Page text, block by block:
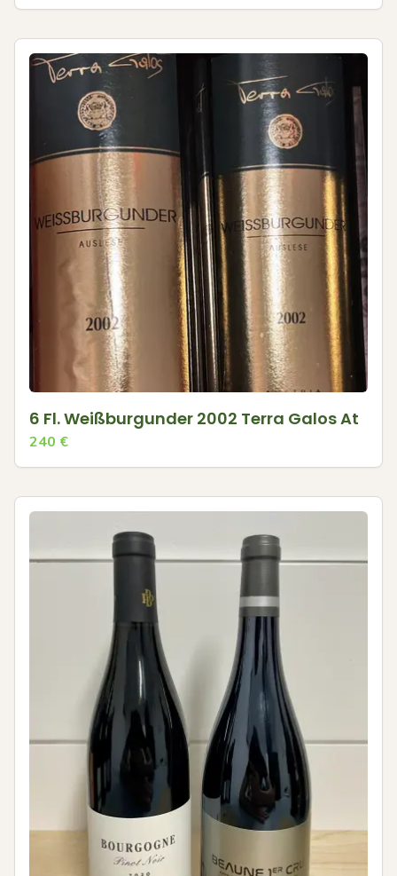
6 Fl. Weißburgunder 2002 Terra Galos At
240 €